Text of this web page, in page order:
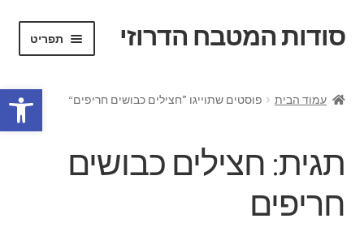
פתח סרגל נגישות
דלג
לניווט
לדלג
לתוכן
סודות המטבח הדרוזי תפריט
צור קשר
קצת עלי
עמוד הבית פוסטים שתוייגו ”חצילים כבושים חריפים“
תגית: חצילים כבושים
חריפים